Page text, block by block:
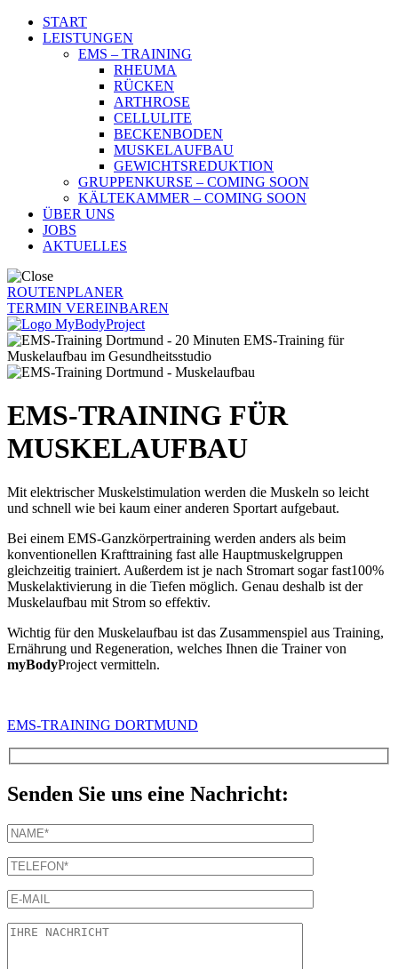
START
LEISTUNGEN
EMS – TRAINING
RHEUMA
RÜCKEN
ARTHROSE
CELLULITE
BECKENBODEN
MUSKELAUFBAU
GEWICHTSREDUKTION
GRUPPENKURSE – COMING SOON
KÄLTEKAMMER – COMING SOON
ÜBER UNS
JOBS
AKTUELLES
ROUTENPLANER
TERMIN VEREINBAREN
EMS-TRAINING FÜR
MUSKELAUFBAU
Mit elektrischer Muskelstimulation werden die Muskeln so leicht
und schnell wie bei kaum einer anderen Sportart aufgebaut.
Bei einem EMS-Ganzkörpertraining werden anders als beim
konventionellen Krafttraining fast alle Hauptmuskelgruppen
gleichzeitig trainiert. Außerdem ist je nach Stromart sogar fast100%
Muskelaktivierung in die Tiefen möglich. Genau deshalb ist der
Muskelaufbau mit Strom so effektiv.
Wichtig für den Muskelaufbau ist das Zusammenspiel aus Training,
Ernährung und Regeneration, welches Ihnen die Trainer von
myBodyProject vermitteln.
EMS-TRAINING DORTMUND
Senden Sie uns eine Nachricht: